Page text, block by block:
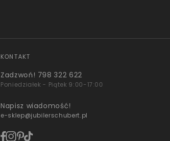
KONTAKT
Zadzwoń! 798 322 622
Poniedziałek - Piątek 9:00-17:00
Napisz wiadomość!
e-sklep@jubilerschubert.pl